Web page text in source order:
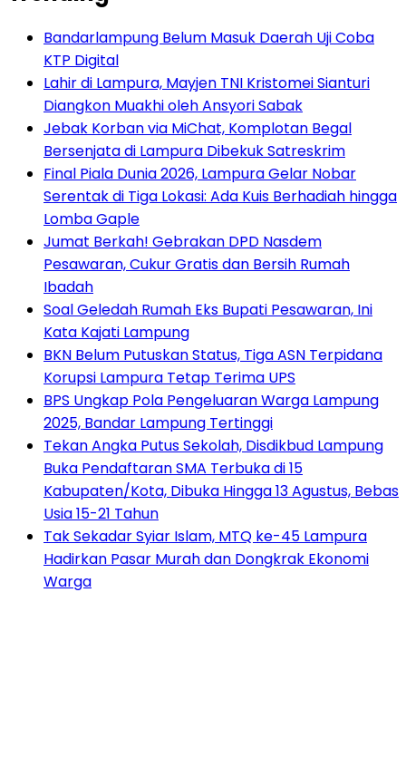
Bandarlampung Belum Masuk Daerah Uji Coba
KTP Digital
Lahir di Lampura, Mayjen TNI Kristomei Sianturi
Diangkon Muakhi oleh Ansyori Sabak
Jebak Korban via MiChat, Komplotan Begal
Bersenjata di Lampura Dibekuk Satreskrim
Final Piala Dunia 2026, Lampura Gelar Nobar
Serentak di Tiga Lokasi: Ada Kuis Berhadiah hingga
Lomba Gaple
Jumat Berkah! Gebrakan DPD Nasdem
Pesawaran, Cukur Gratis dan Bersih Rumah
Ibadah
Soal Geledah Rumah Eks Bupati Pesawaran, Ini
Kata Kajati Lampung
BKN Belum Putuskan Status, Tiga ASN Terpidana
Korupsi Lampura Tetap Terima UPS
BPS Ungkap Pola Pengeluaran Warga Lampung
2025, Bandar Lampung Tertinggi
Tekan Angka Putus Sekolah, Disdikbud Lampung
Buka Pendaftaran SMA Terbuka di 15
Kabupaten/Kota, Dibuka Hingga 13 Agustus, Bebas
Usia 15-21 Tahun
Tak Sekadar Syiar Islam, MTQ ke-45 Lampura
Hadirkan Pasar Murah dan Dongkrak Ekonomi
Warga